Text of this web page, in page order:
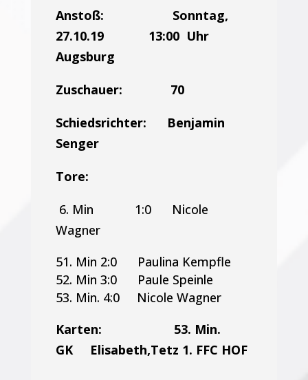
Anstoß: Sonntag,
27.10.19
13:00 Uhr
Augsburg
Zuschauer: 70
Schiedsrichter: Benjamin
Senger
Tore:
6. Min 1:0 Nicole
Wagner
Min 2:0 Paulina Kempfle
Min 3:0 Paule Speinle
Min. 4:0 Nicole Wagner
Karten: 53. Min.
GK Elisabeth,Tetz 1. FFC HOF